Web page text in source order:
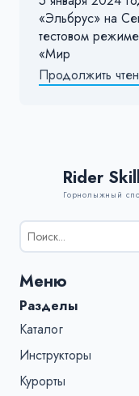
«Эльбрус» на
тестовом
«Мир
Продолжить
Rider Skill
Горнолыжный
Результаты
поиска
%s:
Меню
Разделы
Каталог
Инструкторы
Курорты